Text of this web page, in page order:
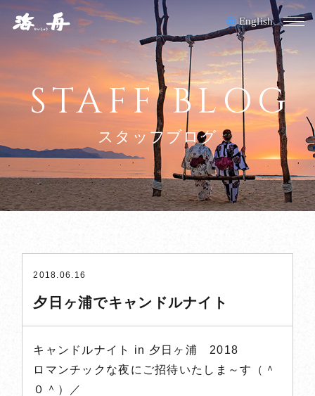
English
お料理
夕日ヶ浦温泉/施設
採用情報
正社員募集
スタッフブログ
記念日のお客様
STAFF BLOG
スタッフブログ
2018.06.16
夕日ヶ浦でキャンドルナイト
キャンドルナイト in 夕日ヶ浦 2018
ロマンチックな夜にご招待いたしま～す（＾
０＾）／